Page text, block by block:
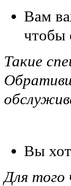
Вам
чтобы
Такие
Вы
Для того